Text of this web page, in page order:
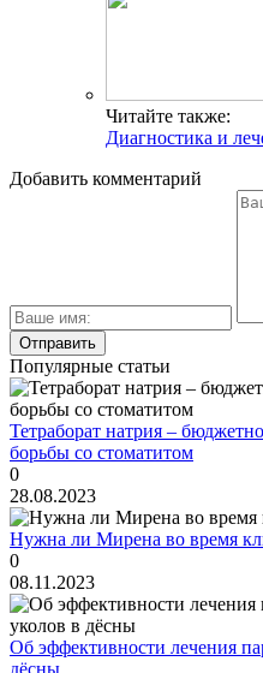
Читайте также:
Диагностика и
Добавить комментарий
Популярные статьи
Тетраборат натрия –
борьбы со стоматитом
0
28.08.2023
Нужна ли Мирена во время
0
08.11.2023
Об эффективности лечения